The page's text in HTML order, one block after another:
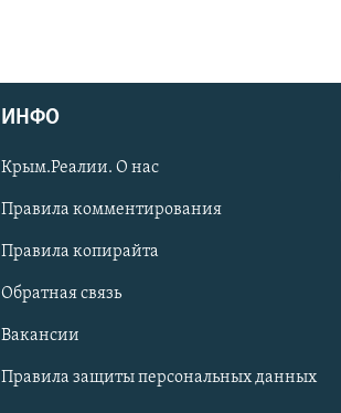
ИНФО
Крым.Реалии. О нас
Правила комментирования
Правила копирайта
Обратная связь
Вакансии
Правила защиты персональных данных